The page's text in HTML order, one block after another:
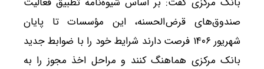
صندوق‌های قرض‌الحسنه، این مؤسسات تا پایان
شهریور ۱۴۰۶ فرصت دارند شرایط خود را با ضوابط جدید
بانک مرکزی هماهنگ کنند و مراحل اخذ مجوز را به